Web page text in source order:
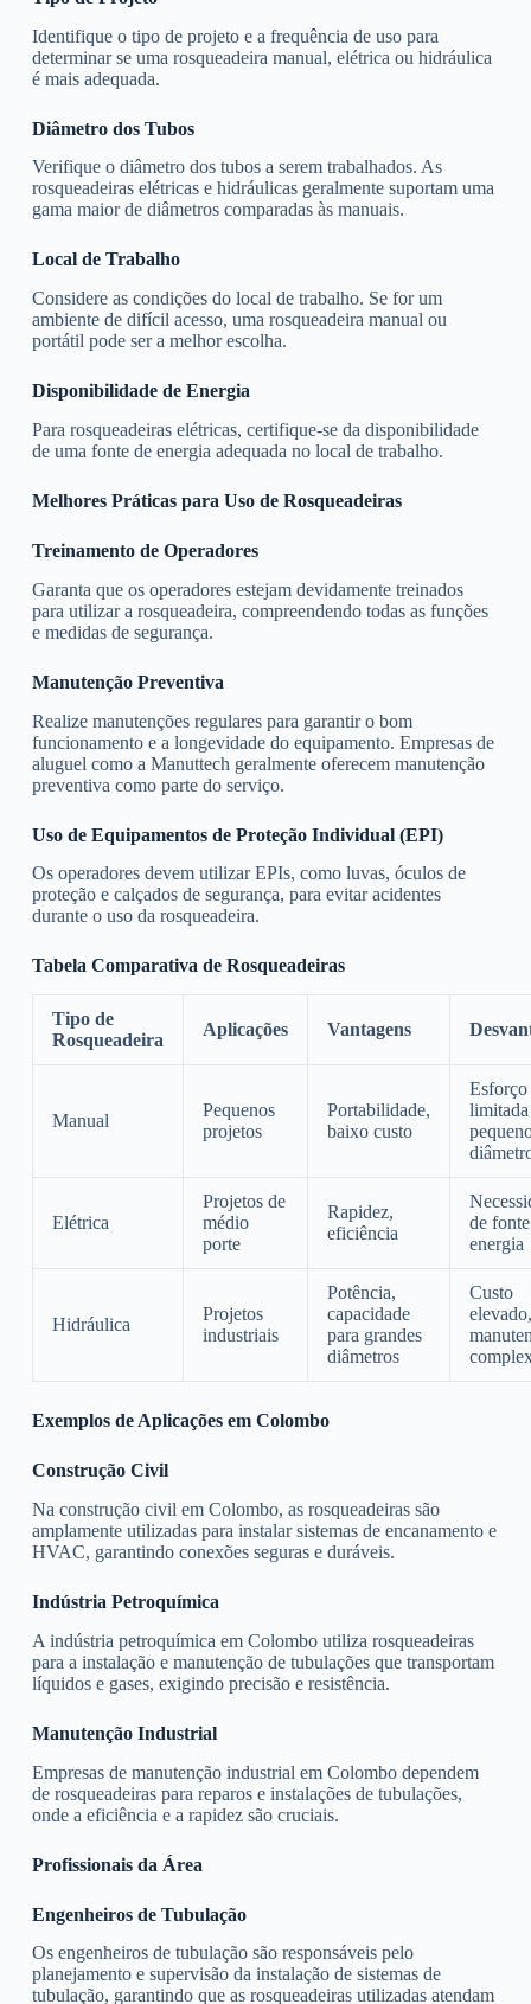
Identifique o tipo de projeto e a frequência de uso para
determinar se uma rosqueadeira manual, elétrica ou hidráulica
é mais adequada.
Diâmetro dos Tubos
Verifique o diâmetro dos tubos a serem trabalhados. As
rosqueadeiras elétricas e hidráulicas geralmente suportam uma
gama maior de diâmetros comparadas às manuais.
Local de Trabalho
Considere as condições do local de trabalho. Se for um
ambiente de difícil acesso, uma rosqueadeira manual ou
portátil pode ser a melhor escolha.
Disponibilidade de Energia
Para rosqueadeiras elétricas, certifique-se da disponibilidade
de uma fonte de energia adequada no local de trabalho.
Melhores Práticas para Uso de Rosqueadeiras
Treinamento de Operadores
Garanta que os operadores estejam devidamente treinados
para utilizar a rosqueadeira, compreendendo todas as funções
e medidas de segurança.
Manutenção Preventiva
Realize manutenções regulares para garantir o bom
funcionamento e a longevidade do equipamento. Empresas de
aluguel como a Manuttech geralmente oferecem manutenção
preventiva como parte do serviço.
Uso de Equipamentos de Proteção Individual (EPI)
Os operadores devem utilizar EPIs, como luvas, óculos de
proteção e calçados de segurança, para evitar acidentes
durante o uso da rosqueadeira.
Tabela Comparativa de Rosqueadeiras
Tipo de
Rosqueadeira
Aplicações Vantagens
Manual
Pequenos
projetos
Portabilidade,
baixo custo
limitada
Elétrica
Projetos de
médio
porte
Rapidez,
eficiência
de
energia
Hidráulica
Projetos
industriais
Potência,
capacidade
para grandes
diâmetros
Custo
elevado,
Exemplos de Aplicações em Colombo
Construção Civil
Na construção civil em Colombo, as rosqueadeiras são
amplamente utilizadas para instalar sistemas de encanamento e
HVAC, garantindo conexões seguras e duráveis.
Indústria Petroquímica
A indústria petroquímica em Colombo utiliza rosqueadeiras
para a instalação e manutenção de tubulações que transportam
líquidos e gases, exigindo precisão e resistência.
Manutenção Industrial
Empresas de manutenção industrial em Colombo dependem
de rosqueadeiras para reparos e instalações de tubulações,
onde a eficiência e a rapidez são cruciais.
Profissionais da Área
Engenheiros de Tubulação
Os engenheiros de tubulação são responsáveis pelo
planejamento e supervisão da instalação de sistemas de
tubulação, garantindo que as rosqueadeiras utilizadas atendam